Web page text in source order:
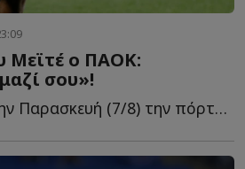
Μεϊτέ ο ΠΑΟΚ:
σου»!
Ο Μεϊτέ πέρασε την Παρασκευή (7/8) την πόρτα του χειρουργείου γ...